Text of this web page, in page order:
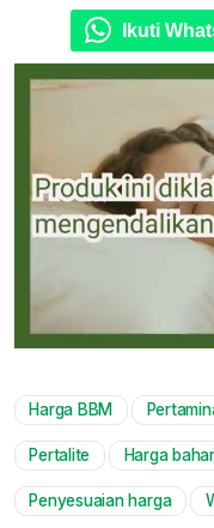
Ikuti
Harga BBM
Pertalite Harga
Penyesuaian harga